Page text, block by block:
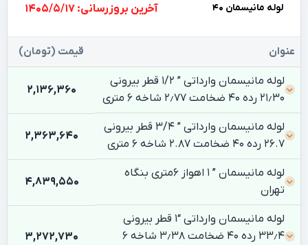
لوله مانیسمان 40 بروزرسانی: 1405/5/17
عنوان قیمت (تومان)
لوله مانیسمان وارداتی ” ۱/۲ قطر بیرونی
۲۱٫۳۰ رده ۴۰ ضخامت ۲٫۷۷ شاخه ۶ متری
2,136,360
لوله مانیسمان وارداتی ” 3/4 قطر بیرونی
26.7 رده 40 ضخامت 2.87 شاخه 6 متری
2,363,640
لوله مانیسمان ” 1 اهواز 6متری بنگاه
تهران
4,839,550
لوله مانیسمان وارداتی “۱ قطر بیرونی
۳۳٫۴ رده ۴۰ ضخامت ۳٫۳۸ شاخه ۶
3,272,730